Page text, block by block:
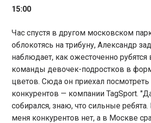
15:00
Час спустя в другом московском
облокотясь на трибуну, Александр
наблюдает, как ожесточенно
команды девочек-подростков в
цветов. Сюда он приехал посмотреть
конкурентов — компании TagSport.
собирался, знаю, что сильные ребята.
меня конкурентов нет, а в Москве